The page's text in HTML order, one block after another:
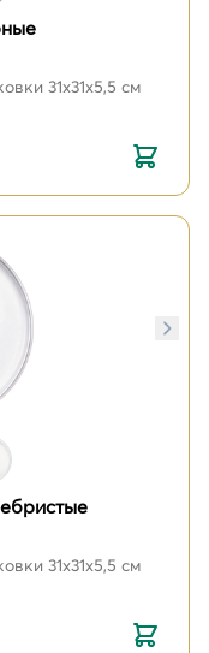
31x31x5,5 см
31x31x5,5 см